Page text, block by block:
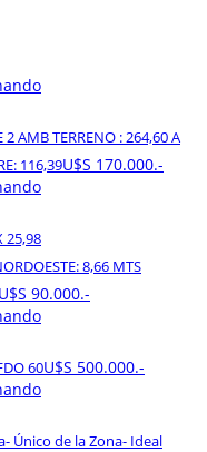
2 AMB TERRENO : 264,60 A
116,39U$S 170.000.-
25,98
8,66 MTS
U$S 90.000.-
60U$S 500.000.-
Único de la Zona- Ideal